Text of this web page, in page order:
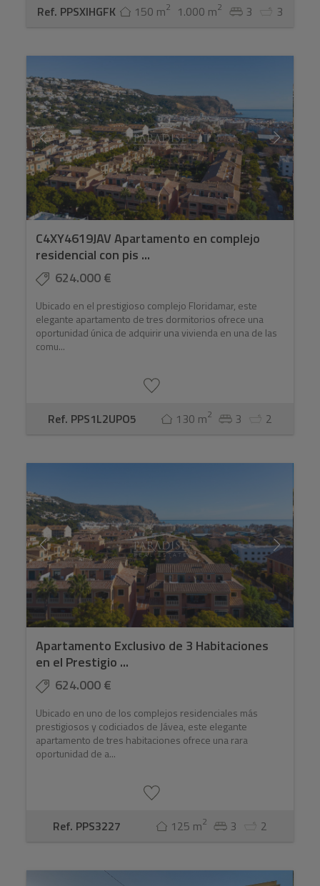
Ref. PPSXIHGFK 150 m2 1.000 m2 3 3
C4XY4619JAV Apartamento en complejo
residencial con pis ...
624.000 €
Ubicado en el prestigioso complejo Floridamar, este
elegante apartamento de tres dormitorios ofrece una
oportunidad única de adquirir una vivienda en una de las
comu...
Ref. PPS1L2UPO5 130 m2 3 2
Apartamento Exclusivo de 3 Habitaciones
en el Prestigio ...
624.000 €
Ubicado en uno de los complejos residenciales más
prestigiosos y codiciados de Jávea, este elegante
apartamento de tres habitaciones ofrece una rara
oportunidad de a...
Ref. PPS3227 125 m2 3 2